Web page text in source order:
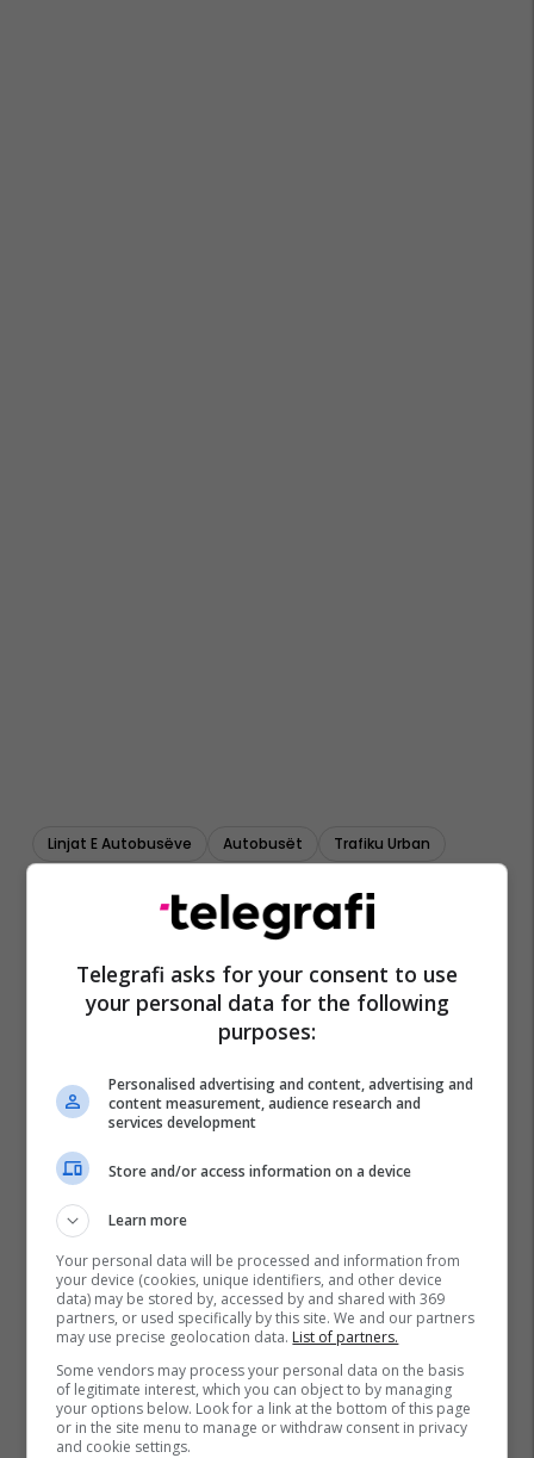
Linjat E Autobusëve Autobusët Trafiku Urban
Telegrafi asks for your consent to use
your personal data for the following
purposes:
Personalised advertising and content, advertising and
content measurement, audience research and
services development
Store and/or access information on a device
Learn more
Your personal data will be processed and information from
your device (cookies, unique identifiers, and other device
data) may be stored by, accessed by and shared with 369
partners, or used specifically by this site. We and our partners
may use precise geolocation data. List of partners.
Some vendors may process your personal data on the basis
of legitimate interest, which you can object to by managing
your options below. Look for a link at the bottom of this page
or in the site menu to manage or withdraw consent in privacy
and cookie settings.